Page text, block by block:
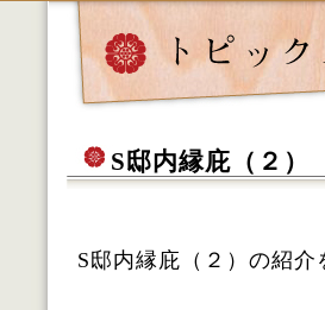
S邸内縁庇（２）
S邸内縁庇（２）の紹介